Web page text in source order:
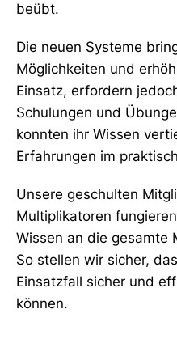
beübt.
Die neuen Systeme
Möglichkeiten und
Einsatz, erfordern
Schulungen und
konnten ihr Wissen
Erfahrungen im
Unsere geschulten
Multiplikatoren
Wissen an die gesamte
So stellen wir sicher,
Einsatzfall sicher und
können.